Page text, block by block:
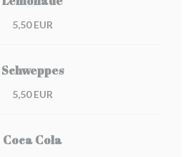
5,50 EUR
Schweppes
5,50 EUR
Coca Cola